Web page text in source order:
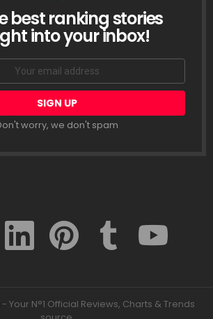
best ranking stories
into your inbox!
worry, we don't spam
Your N°1 Official Reviews, Charts & Trends